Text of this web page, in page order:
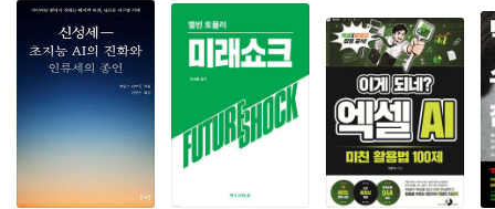
대수명이 늘어나자 생산 가능 인구의 비중이 줄어들면서 인구 배당 효과도
사라졌다.
1980년대 축소 도시(shrinking city)의 등장, 21세기는 〈축소 세계(s
hrinking world)〉
1980년대가 되자 서유럽 전역의 도시에서 인구 감소가 만연하자 두 명의
독일인 학자는 이런 현상을 묘사하기 위해 〈축소 도시(shrinking city)〉라